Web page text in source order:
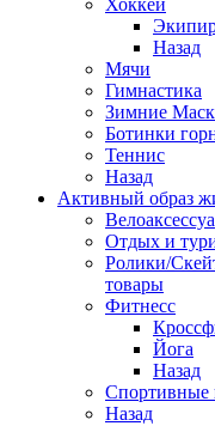
Назад
Мячи
Гимнастика
Зимние
Ботинки
Теннис
Назад
Активный образ
Отдых и
Ролики/
товары
Фитнесс
Йога
Назад
Спортивные
Назад